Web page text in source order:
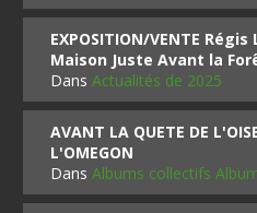
EXPOSITION/VENTE
Maison Juste Avant la
DansActualités de 2025
AVANT LA QUETE DE
L'OMEGON
DansAlbums collectifs